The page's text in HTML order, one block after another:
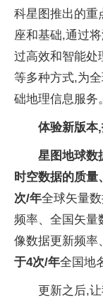
科星图推出的重
座和基础,通过
过高效和智能处
等多种方式,为
础地理信息服务。
体验新版本
星图地球数
时空数据的质量
次/年全球矢量
频率、全国矢量
像数据更新频率
于4次/年全国地
更新之后,